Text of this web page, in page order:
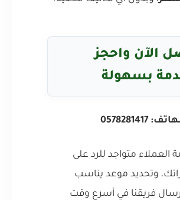
الآن واحجز
بسهولة
0578281417
العملاء متواجد للرد على
وتحديد موعد يناسب
فريقنا في أسرع وقت